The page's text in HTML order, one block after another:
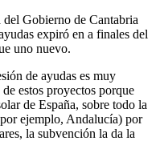
Gobierno de Cantabria
expiró en a finales del
uno nuevo.
de ayudas es muy
estos proyectos porque
de España, sobre todo la
ejemplo, Andalucía) por
la subvención la da la